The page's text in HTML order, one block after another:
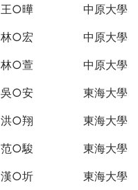
王○曄
中原大學
林○宏
中原大學
林○萱
中原大學
吳○安
東海大學
洪○翔
東海大學
范○駿
東海大學
漢○圻
東海大學